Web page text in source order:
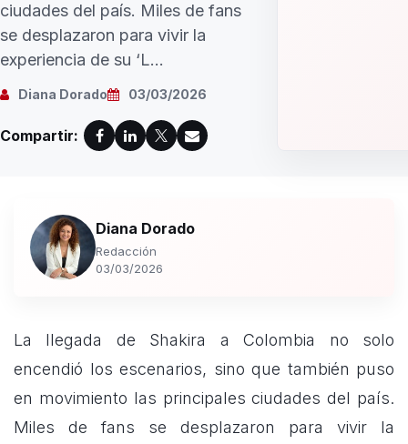
ciudades del país. Miles de fans
se desplazaron para vivir la
experiencia de su ‘L...
Diana Dorado 03/03/2026
Compartir:
Diana Dorado
Redacción
03/03/2026
La llegada de Shakira a Colombia no solo
encendió los escenarios, sino que también puso
en movimiento las principales ciudades del país.
Miles de fans se desplazaron para vivir la